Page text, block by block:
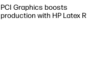
PCI Graphics boosts
production with HP Latex R